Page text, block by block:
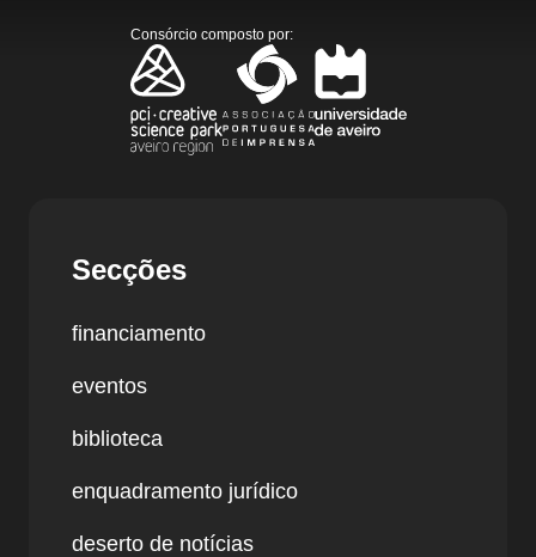
Consórcio composto por:
Secções
financiamento
eventos
biblioteca
enquadramento jurídico
deserto de notícias